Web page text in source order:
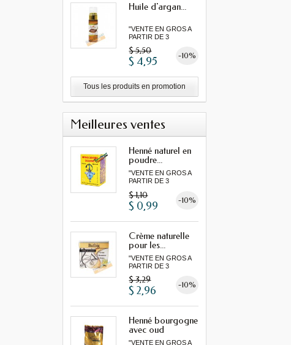
Huile d'argan...
"VENTE EN GROS A
PARTIR DE 3
$ 5,50 -10%
$ 4,95
Tous les produits en promotion
Meilleures ventes
Henné naturel en
poudre...
"VENTE EN GROS A
PARTIR DE 3
$ 1,10 -10%
$ 0,99
Crème naturelle
pour les...
"VENTE EN GROS A
PARTIR DE 3
$ 3,29 -10%
$ 2,96
Henné bourgogne
avec oud
"VENTE EN GROS A